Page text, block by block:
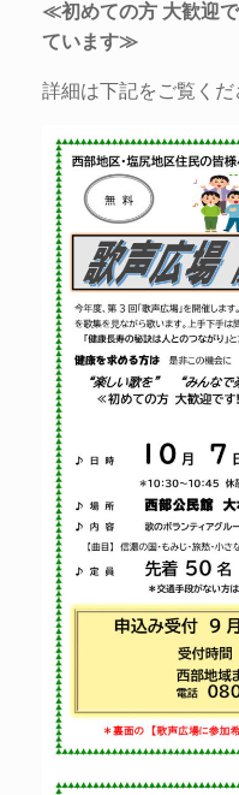
≪初めての方 大歓迎
ています≫
詳細は下記をご覧くだ